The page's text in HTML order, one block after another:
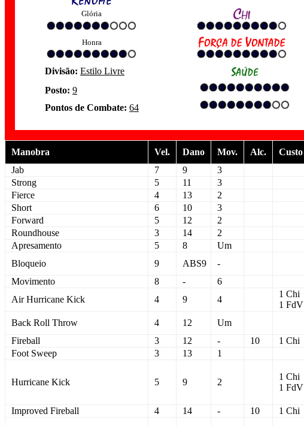
Glória
Honra
Divisão: Estilo Livre
Posto: 9
Pontos de Combate: 64
Manobra Vel. Dano Mov. Alc. Custo
Jab
7 9 3
Strong
5 11 3
Fierce
4 13 2
Short
6 10 3
Forward
5 12 2
Roundhouse
3 14 2
Apresamento
5 8 Um
Bloqueio
9 ABS9 -
Movimento
8 - 6
Air Hurricane Kick
4 9 4
1 Chi
1 FdV
Back Roll Throw 4 12 Um
Fireball
3 12 - 10 1 Chi
Foot Sweep
3 13 1
Hurricane Kick 5 9 2
1 Chi
1 FdV
Improved Fireball
4 14 - 10 1 Chi